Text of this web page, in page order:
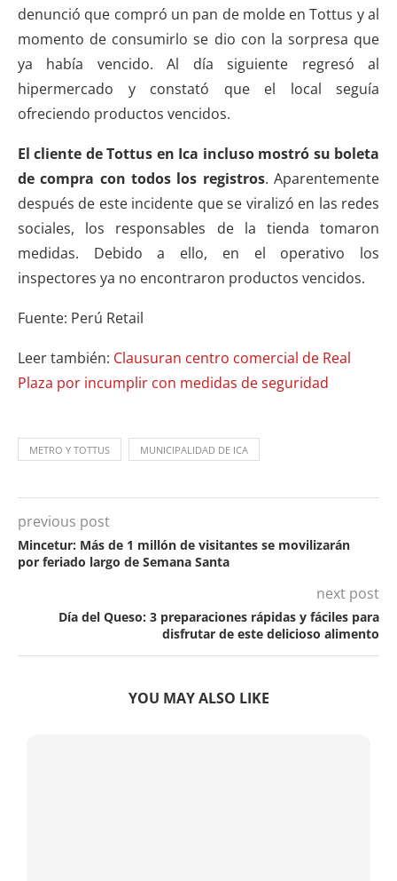
denunció que compró un pan de molde en Tottus y al
momento de consumirlo se dio con la sorpresa que
ya había vencido. Al día siguiente regresó al
hipermercado y constató que el local seguía
ofreciendo productos vencidos.
El cliente de Tottus en Ica incluso mostró su boleta
de compra con todos los registros. Aparentemente
después de este incidente que se viralizó en las redes
sociales, los responsables de la tienda tomaron
medidas. Debido a ello, en el operativo los
inspectores ya no encontraron productos vencidos.
Fuente: Perú Retail
Leer también: Clausuran centro comercial de Real
Plaza por incumplir con medidas de seguridad
METRO Y TOTTUS MUNICIPALIDAD DE ICA
previous post
Mincetur: Más de 1 millón de visitantes se movilizarán
por feriado largo de Semana Santa
next post
Día del Queso: 3 preparaciones rápidas y fáciles para
disfrutar de este delicioso alimento
YOU MAY ALSO LIKE